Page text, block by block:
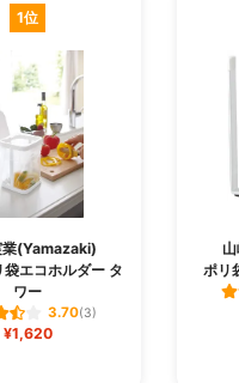
1位
業(Yamazaki)
袋エコホルダー タ
ワー
3.70(3)
¥1,620
ポリ